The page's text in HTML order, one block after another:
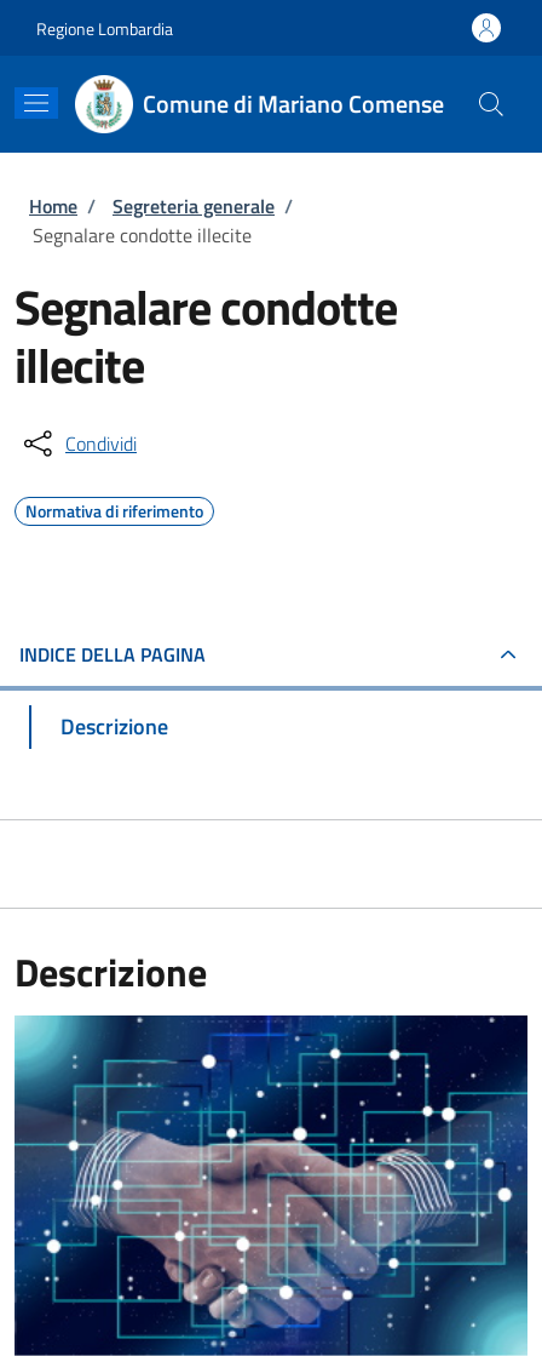
Regione Lombardia
Comune di Mariano Comense
Briciole di pane
Home / Segreteria generale /
Segnalare condotte illecite
Segnalare condotte
illecite
Condividi
Normativa di riferimento
INDICE DELLA PAGINA
Descrizione
Descrizione